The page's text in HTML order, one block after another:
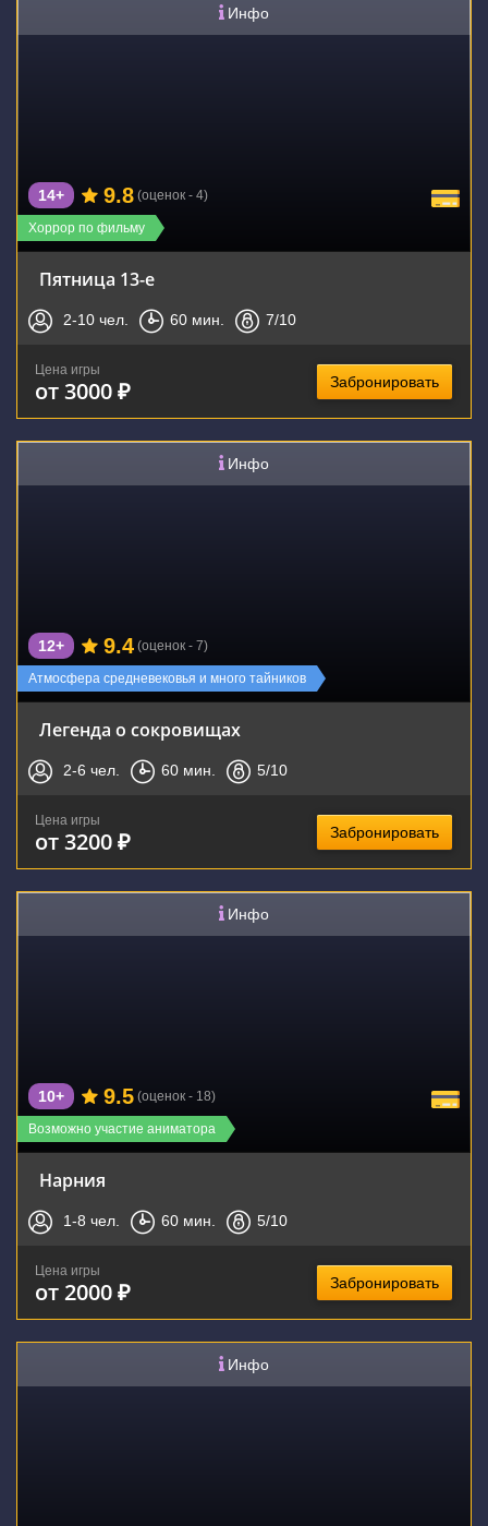
Инфо
Хоррор по фильму
14+ 9.8 (оценок - 4)
Пятница 13-е
2-10 чел. 60 мин. 7/10
Цена игры
от 3000 ₽ Забронировать
Инфо
Атмосфера средневековья и много тайников
12+ 9.4 (оценок - 7)
Легенда о сокровищах
2-6 чел. 60 мин. 5/10
Цена игры
от 3200 ₽ Забронировать
Инфо
Возможно участие аниматора
10+ 9.5 (оценок - 18)
Нарния
1-8 чел. 60 мин. 5/10
Цена игры
от 2000 ₽ Забронировать
Инфо